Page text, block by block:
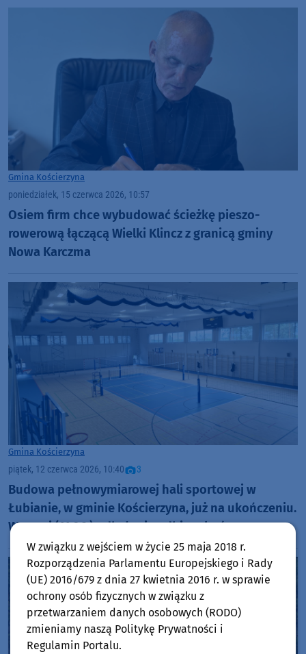
Gmina Kościerzyna
poniedziałek, 15 czerwca 2026, 10:57
Osiem firm chce wybudować ścieżkę pieszo-
rowerową łączącą Wielki Klincz z granicą gminy
Nowa Karczma
Gmina Kościerzyna
piątek, 12 czerwca 2026, 10:40 3
Budowa pełnowymiarowej hali sportowej w
Łubianie, w gminie Kościerzyna, już na ukończeniu.
Wczoraj (11.06.) odbyły się odbiory końcowe
inwestycji (FOTO)
W związku z wejściem w życie 25 maja 2018 r.
Rozporządzenia Parlamentu Europejskiego i Rady
(UE) 2016/679 z dnia 27 kwietnia 2016 r. w sprawie
ochrony osób fizycznych w związku z
przetwarzaniem danych osobowych (RODO)
zmieniamy naszą Politykę Prywatności i
Regulamin Portalu.